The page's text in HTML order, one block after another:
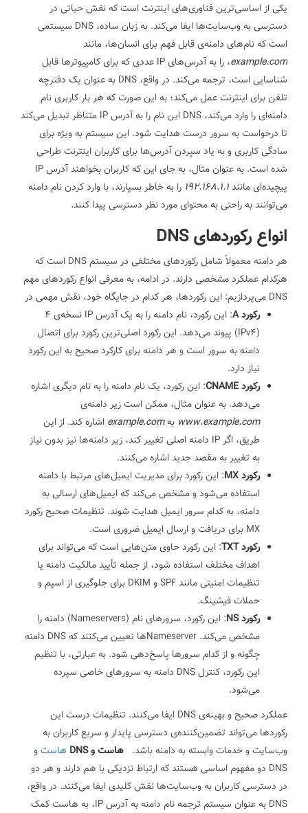
یکی از اساسی‌ترین فناوری‌های اینترنت است که نقش حیاتی در
دسترسی به وب‌سایت‌ها ایفا می‌کند. به زبان ساده، DNS سیستمی
است که نام‌های دامنه‌ی قابل فهم برای انسان‌ها، مانند
example.com
، را به آدرس‌های IP عددی که برای کامپیوترها قابل
شناسایی است، ترجمه می‌کند. در واقع، DNS به عنوان یک دفترچه
تلفن برای اینترنت عمل می‌کند؛ به این صورت که هر بار کاربری نام
دامنه‌ای را وارد می‌کند، DNS این نام را به آدرس IP متناظر تبدیل می‌کند
تا درخواست به سرور درست هدایت شود. این سیستم به ویژه برای
سادگی کاربری و به یاد سپردن آدرس‌ها برای کاربران اینترنت طراحی
شده است. به عنوان مثال، به جای این که کاربران بخواهند آدرس IP
پیچیده‌ای مانند192.168.1.1 را به خاطر بسپارند، با وارد کردن نام دامنه
می‌توانند به راحتی به محتوای مورد نظر دسترسی پیدا کنند.
انواع رکوردهای DNS
هر دامنه معمولاً شامل رکوردهای مختلفی در سیستم DNS است که
هرکدام عملکرد مشخصی دارند. در ادامه، به معرفی انواع رکوردهای مهم
DNS می‌پردازیم:
رکورد A
: این رکورد، نام دامنه را به یک آدرس IP نسخه‌ی 4
(IPv4) پیوند می‌دهد. این رکورد اصلی‌ترین رکورد برای اتصال
دامنه به سرور است و هر دامنه برای کارکرد صحیح به این رکورد
نیاز دارد.
رکورد CNAME
: این رکورد، یک نام دامنه را به نام دیگری اشاره
می‌دهد. به عنوان مثال، ممکن است زیر دامنه‌ی
www.example.com بهexample.com اشاره کند. از این
طریق، اگر IP دامنه اصلی تغییر کند، زیر دامنه‌ها نیز بدون نیاز
به تغییر به مقصد جدید اشاره می‌کنند.
رکورد MX
: این رکورد برای مدیریت ایمیل‌های مرتبط با دامنه
استفاده می‌شود و مشخص می‌کند که ایمیل‌های ارسالی به
دامنه، به کدام سرور ایمیل هدایت شوند. تنظیمات صحیح رکورد
MX برای دریافت و ارسال ایمیل ضروری است.
رکورد TXT
: این رکورد حاوی متن‌هایی است که می‌تواند برای
اهداف مختلف استفاده شود، از جمله تأیید مالکیت دامنه یا
تنظیمات امنیتی مانند SPF و DKIM برای جلوگیری از اسپم و
حملات فیشینگ.
رکورد NS
: این رکورد، سرورهای نام (Nameservers) دامنه را
مشخص می‌کند. Nameserverها تعیین می‌کنند که DNS دامنه
چگونه و از کدام سرورها پاسخ‌دهی شود. به عبارتی، با تنظیم
این رکورد، کنترل DNS دامنه به سرورهای خاصی سپرده
می‌شود.
این رکوردها، هر کدام در جایگاه خود، نقش مهمی در
عملکرد صحیح و بهینه‌ی DNS ایفا می‌کنند. تنظیمات درست این
رکوردها می‌تواند تضمین‌کننده‌ی دسترسی پایدار و سریع کاربران به
وب‌سایت و خدمات وابسته به دامنه باشد. هاست و DNS هاستو
DNS دو مفهوم اساسی هستند که ارتباط نزدیکی با هم دارند و هر دو
در دسترسی کاربران به وب‌سایت‌ها نقش کلیدی ایفا می‌کنند. در واقع،
DNS به عنوان سیستم ترجمه نام دامنه به آدرس IP، به هاست کمک